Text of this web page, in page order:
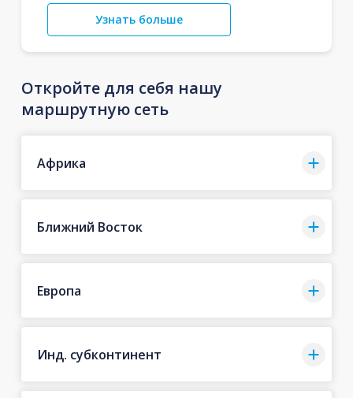
Узнать больше
Откройте для себя нашу
маршрутную сеть
Африка
Ближний Восток
Европа
Инд. субконтинент